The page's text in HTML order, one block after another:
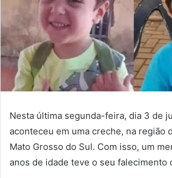
Nesta última segunda-feira, dia 3 de
aconteceu em uma creche, na região
Mato Grosso do Sul. Com isso, um
anos de idade teve o seu falecimento